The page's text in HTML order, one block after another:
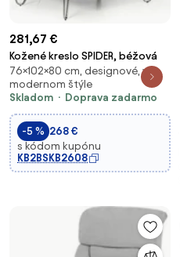
281,67 €
Kožené kreslo SPIDER, béžová
76×102×80 cm, designové, v
modernom štýle
Skladom
Doprava zadarmo
-5 % 268 €
s kódom kupónu
KB2BSKB2608